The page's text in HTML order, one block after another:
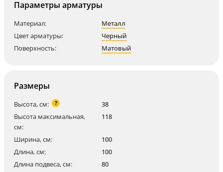
Параметры арматуры
Материал:
Металл
Цвет арматуры:
Черный
Поверхность:
Матовый
Размеры
Высота, см: ?
38
Высота максимальная,
см:
118
Ширина, см:
100
Длина, см:
100
Длина подвеса, см:
80